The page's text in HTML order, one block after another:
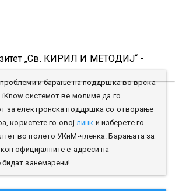
„Св. КИРИЛ И МЕТОДИЈ“ -
проблеми и барање на поддршка во врска
системот ве молиме да го
за електронска поддршка со отворање
користете го овојлинк и изберете го
во полето УКиМ-членка. Барањата за
официјалните е-адреси на
бидат занемарени!